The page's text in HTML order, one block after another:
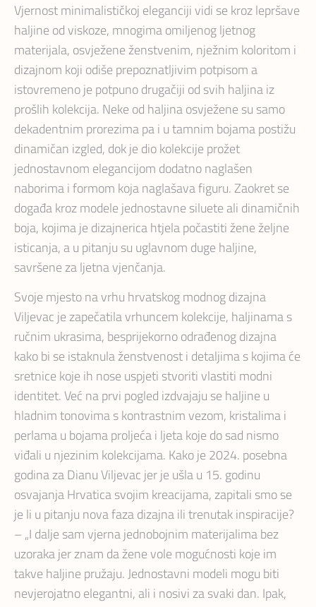
Vjernost minimalističkoj eleganciji vidi se kroz lepršave
haljine od viskoze, mnogima omiljenog ljetnog
materijala, osvježene ženstvenim, nježnim koloritom i
dizajnom koji odiše prepoznatljivim potpisom a
istovremeno je potpuno drugačiji od svih haljina iz
prošlih kolekcija. Neke od haljina osvježene su samo
dekadentnim prorezima pa i u tamnim bojama postižu
dinamičan izgled, dok je dio kolekcije prožet
jednostavnom elegancijom dodatno naglašen
naborima i formom koja naglašava figuru. Zaokret se
događa kroz modele jednostavne siluete ali dinamičnih
boja, kojima je dizajnerica htjela počastiti žene željne
isticanja, a u pitanju su uglavnom duge haljine,
savršene za ljetna vjenčanja.
Svoje mjesto na vrhu hrvatskog modnog dizajna
Viljevac je zapečatila vrhuncem kolekcije, haljinama s
ručnim ukrasima, besprijekorno odrađenog dizajna
kako bi se istaknula ženstvenost i detaljima s kojima će
sretnice koje ih nose uspjeti stvoriti vlastiti modni
identitet. Već na prvi pogled izdvajaju se haljine u
hladnim tonovima s kontrastnim vezom, kristalima i
perlama u bojama proljeća i ljeta koje do sad nismo
viđali u njezinim kolekcijama. Kako je 2024. posebna
godina za Dianu Viljevac jer je ušla u 15. godinu
osvajanja Hrvatica svojim kreacijama, zapitali smo se
je li u pitanju nova faza dizajna ili trenutak inspiracije?
– „I dalje sam vjerna jednobojnim materijalima bez
uzoraka jer znam da žene vole mogućnosti koje im
takve haljine pružaju. Jednostavni modeli mogu biti
nevjerojatno elegantni, ali i nosivi za svaki dan. Ipak,